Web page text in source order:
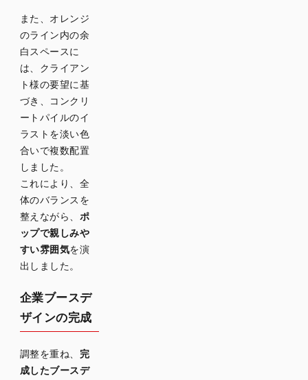
また、オレンジ
のライン内の余
白スペースに
は、クライアン
ト様の要望に基
づき、コンクリ
ートパイルのイ
ラストを淡い色
合いで複数配置
しました。
これにより、全
体のバランスを
整えながら、ポ
ップで親しみや
すい雰囲気を演
出しました。
企業ブースデ
ザインの完成
調整を重ね、 完
成したブースデ